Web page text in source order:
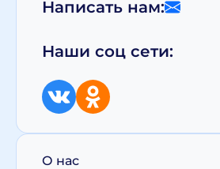
Написать нам:
Наши соц сети:
О нас